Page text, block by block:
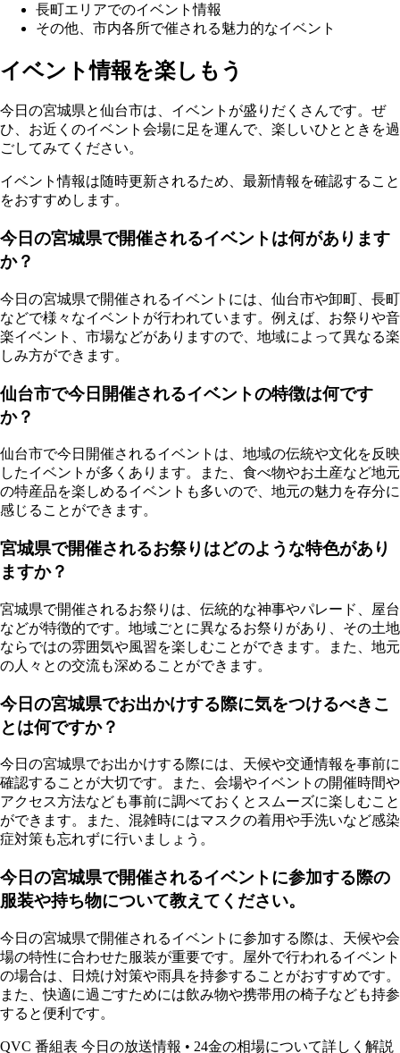
長町エリアでのイベント情報
その他、市内各所で催される魅力的なイベント
イベント情報を楽しもう
今日の宮城県と仙台市は、イベントが盛りだくさんです。ぜ
ひ、お近くのイベント会場に足を運んで、楽しいひとときを過
ごしてみてください。
イベント情報は随時更新されるため、最新情報を確認すること
をおすすめします。
今日の宮城県で開催されるイベントは何があります
か？
今日の宮城県で開催されるイベントには、仙台市や卸町、長町
などで様々なイベントが行われています。例えば、お祭りや音
楽イベント、市場などがありますので、地域によって異なる楽
しみ方ができます。
仙台市で今日開催されるイベントの特徴は何です
か？
仙台市で今日開催されるイベントは、地域の伝統や文化を反映
したイベントが多くあります。また、食べ物やお土産など地元
の特産品を楽しめるイベントも多いので、地元の魅力を存分に
感じることができます。
宮城県で開催されるお祭りはどのような特色があり
ますか？
宮城県で開催されるお祭りは、伝統的な神事やパレード、屋台
などが特徴的です。地域ごとに異なるお祭りがあり、その土地
ならではの雰囲気や風習を楽しむことができます。また、地元
の人々との交流も深めることができます。
今日の宮城県でお出かけする際に気をつけるべきこ
とは何ですか？
今日の宮城県でお出かけする際には、天候や交通情報を事前に
確認することが大切です。また、会場やイベントの開催時間や
アクセス方法なども事前に調べておくとスムーズに楽しむこと
ができます。また、混雑時にはマスクの着用や手洗いなど感染
症対策も忘れずに行いましょう。
今日の宮城県で開催されるイベントに参加する際の
服装や持ち物について教えてください。
今日の宮城県で開催されるイベントに参加する際は、天候や会
場の特性に合わせた服装が重要です。屋外で行われるイベント
の場合は、日焼け対策や雨具を持参することがおすすめです。
また、快適に過ごすためには飲み物や携帯用の椅子なども持参
すると便利です。
QVC 番組表 今日の放送情報 • 24金の相場について詳しく解説